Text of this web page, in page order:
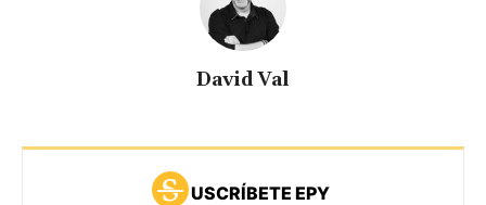
David Val
USCRÍBETE EPY